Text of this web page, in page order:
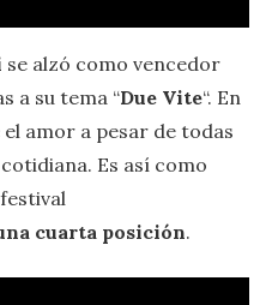
se alzó como vencedor
a su tema “Due Vite“. En
amor a pesar de todas
Es así como
cuarta posición.